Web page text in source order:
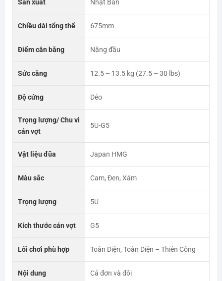
Sản xuất Nhật Bản
Chiều dài tổng thể 675mm
Điểm cân bằng Nặng đầu
Sức căng 12.5 – 13.5 kg (27.5 – 30 lbs)
Độ cứng Dẻo
Trọng lượng/ Chu vi
cán vợt
5U-G5
Vật liệu đũa Japan HMG
Màu sắc Cam, Đen, Xám
Trọng lượng 5U
Kích thước cán vợt G5
Lối chơi phù hợp Toàn Diện, Toàn Diện – Thiên Công
Nội dung Cả đơn và đôi